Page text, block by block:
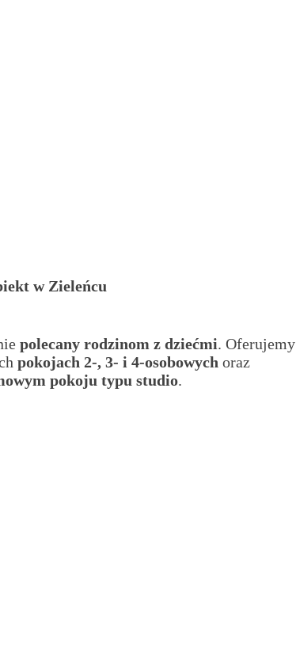
w Zieleńcu
polecany rodzinom z dziećmi. Oferujemy
pokojach 2-, 3- i 4-osobowych oraz
pokoju typu studio.